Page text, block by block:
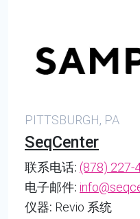
PITTSBURGH, PA
SeqCenter
联系电话: (878) 227-
电子邮件:
仪器: Revio 系统